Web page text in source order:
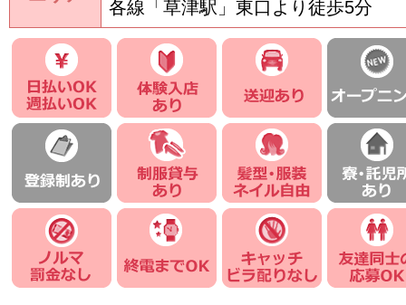
各線「草津駅」東口より徒歩5分